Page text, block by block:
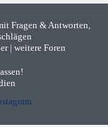
Fragen & Antworten,
| weitere Foren